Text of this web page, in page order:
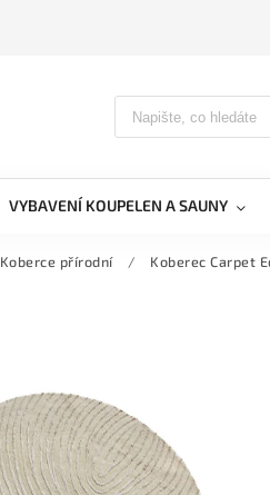
VYBAVENÍ KOUPELEN A SAUNY
Koberce přírodní / Koberec Carpet